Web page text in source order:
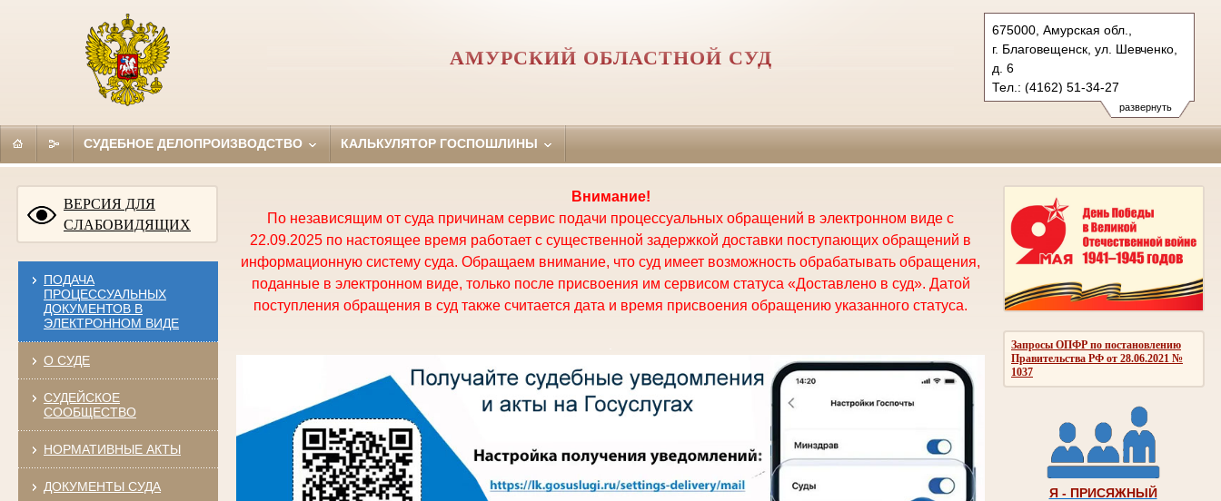
развернуть
675000, Амурская обл.,
г. Благовещенск, ул. Шевченко,
д. 6
Тел.: (4162) 51-34-27
oblsud.amr@sudrf.ru
АМУРСКИЙ ОБЛАСТНОЙ СУД
СУДЕБНОЕ ДЕЛОПРОИЗВОДСТВО КАЛЬКУЛЯТОР ГОСПОШЛИНЫ
ВЕРСИЯ ДЛЯ
СЛАБОВИДЯЩИХ
ПОДАЧА
ПРОЦЕССУАЛЬНЫХ
ДОКУМЕНТОВ В
ЭЛЕКТРОННОМ ВИДЕ
О СУДЕ
СУДЕЙСКОЕ
СООБЩЕСТВО
НОРМАТИВНЫЕ АКТЫ
ДОКУМЕНТЫ СУДА
Запросы ОПФР по постановлению
Правительства РФ от 28.06.2021 №
1037
Я - ПРИСЯЖНЫЙ
Внимание!
По независящим от суда причинам сервис подачи процессуальных обращений в электронном виде с
22.09.2025 по настоящее время работает с существенной задержкой доставки поступающих обращений в
информационную систему суда. Обращаем внимание, что суд имеет возможность обрабатывать обращения,
поданные в электронном виде, только после присвоения им сервисом статуса «Доставлено в суд». Датой
поступления обращения в суд также считается дата и время присвоения обращению указанного статуса.